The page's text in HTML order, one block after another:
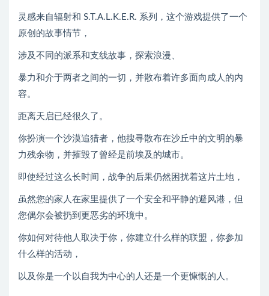
灵感来自辐射和 S.T.A.L.K.E.R. 系列，这个游戏提供了一个
原创的故事情节，
涉及不同的派系和支线故事，探索浪漫、
暴力和介于两者之间的一切，并散布着许多面向成人的内
容。
距离天启已经很久了。
你扮演一个沙漠追猎者，他搜寻散布在沙丘中的文明的暴
力残余物，并摧毁了曾经是前埃及的城市。
即使经过这么长时间，战争的后果仍然困扰着这片土地，
虽然您的家人在家里提供了一个安全和平静的避风港，但
您偶尔会被扔到更恶劣的环境中。
你如何对待他人取决于你，你建立什么样的联盟，你参加
什么样的活动，
以及你是一个以自我为中心的人还是一个更慷慨的人。